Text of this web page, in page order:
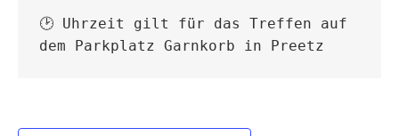
🕑 Uhrzeit gilt für das Treffen auf
dem Parkplatz Garnkorb in Preetz